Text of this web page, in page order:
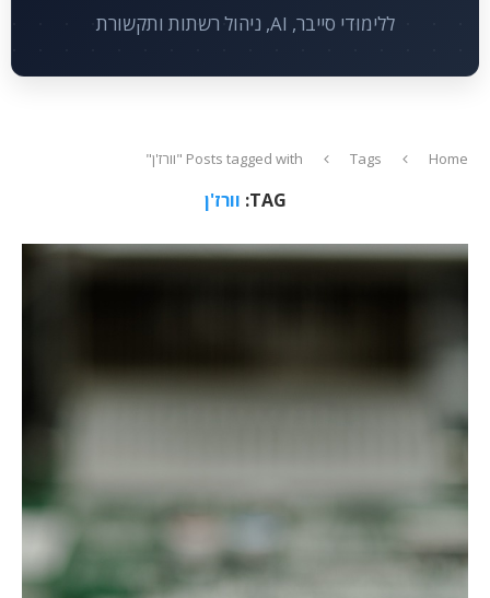
ללימודי סייבר, AI, ניהול רשתות ותקשורת
Home
Tags Posts tagged with "וורז'ן"
TAG: וורז'ן